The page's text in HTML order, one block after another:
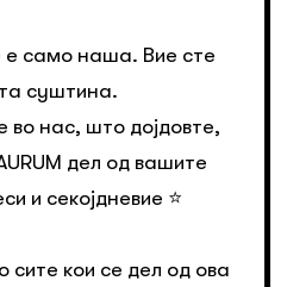
само наша. Вие сте
суштина.
во нас, што дојдовте,
дел од вашите
и секојдневие ⭐️
сите кои се дел од ова